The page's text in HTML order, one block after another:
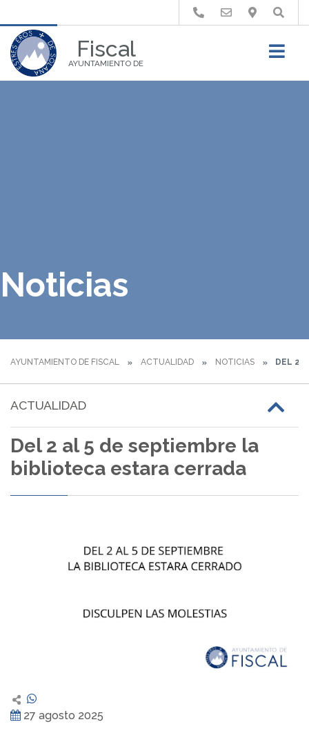
Fiscal
AYUNTAMIENTO DE
Buscar
Noticias
AYUNTAMIENTO DE FISCAL ACTUALIDAD NOTICIAS DEL 2
ACTUALIDAD
Del 2 al 5 de septiembre la
biblioteca estara cerrada
27 agosto 2025